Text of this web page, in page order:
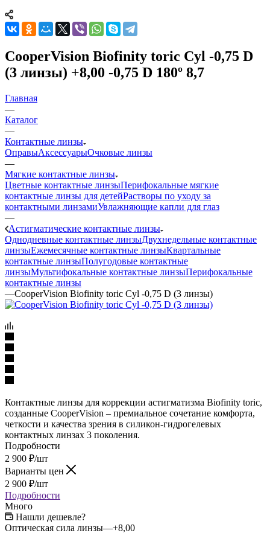
CooperVision Biofinity toric Cyl -0,75 D
(3 линзы) +8,00 -0,75 D 180º 8,7
Главная
—
Каталог
—
Контактные линзы
ОправыАксессуарыОчковые линзы
—
Мягкие контактные линзы
Цветные контактные линзыПерифокальные мягкие
контактные линзы для детейРастворы по уходу за
контактными линзамиУвлажняющие капли для глаз
—
Астигматические контактные линзы
Однодневные контактные линзыДвухнедельные контактные
линзыЕжемесячные контактные линзыКвартальные
контактные линзыПолугодовые контактные
линзыМультифокальные контактные линзыПерифокальные
контактные линзы
—CooperVision Biofinity toric Cyl -0,75 D (3 линзы)
Контактные линзы для коррекции астигматизма Biofinity toric,
созданные CooperVision – премиальное сочетание комфорта,
четкости и качества зрения в силикон-гидрогелевых
контактных линзах 3 поколения.
Подробности
2 900 ₽/шт
Варианты цен
2 900 ₽/шт
Подробности
Много
Нашли дешевле?
Оптическая сила линзы—+8,00